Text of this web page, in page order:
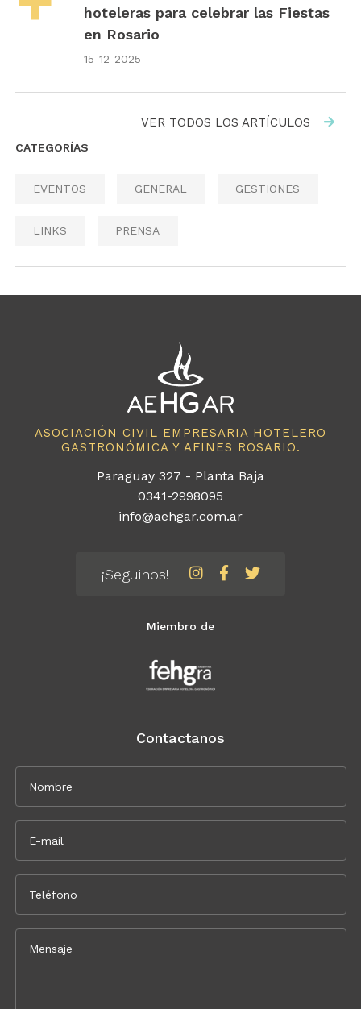
hoteleras para celebrar las Fiestas
en Rosario
15-12-2025
VER TODOS LOS ARTÍCULOS
CATEGORÍAS
EVENTOS GENERAL GESTIONES
LINKS PRENSA
ASOCIACIÓN CIVIL EMPRESARIA HOTELERO
GASTRONÓMICA Y AFINES ROSARIO.
Paraguay 327 - Planta Baja
0341-2998095
info@aehgar.com.ar
¡Seguinos!
Miembro de
Contactanos